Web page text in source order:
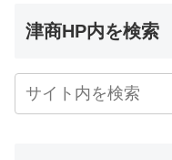
津商HP内を検索